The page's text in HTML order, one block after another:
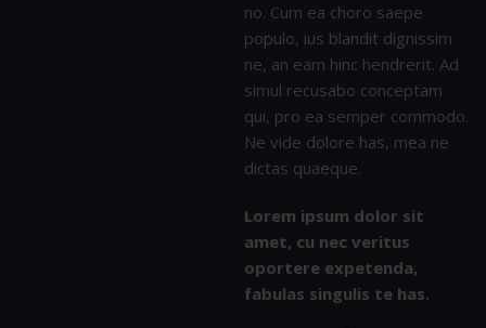
no. Cum ea choro saepe
populo, ius blandit dignissim
ne, an eam hinc hendrerit. Ad
simul recusabo conceptam
qui, pro ea semper commodo.
Ne vide dolore has, mea ne
dictas quaeque.
Lorem ipsum dolor sit
amet, cu nec veritus
oportere expetenda,
fabulas singulis te has.